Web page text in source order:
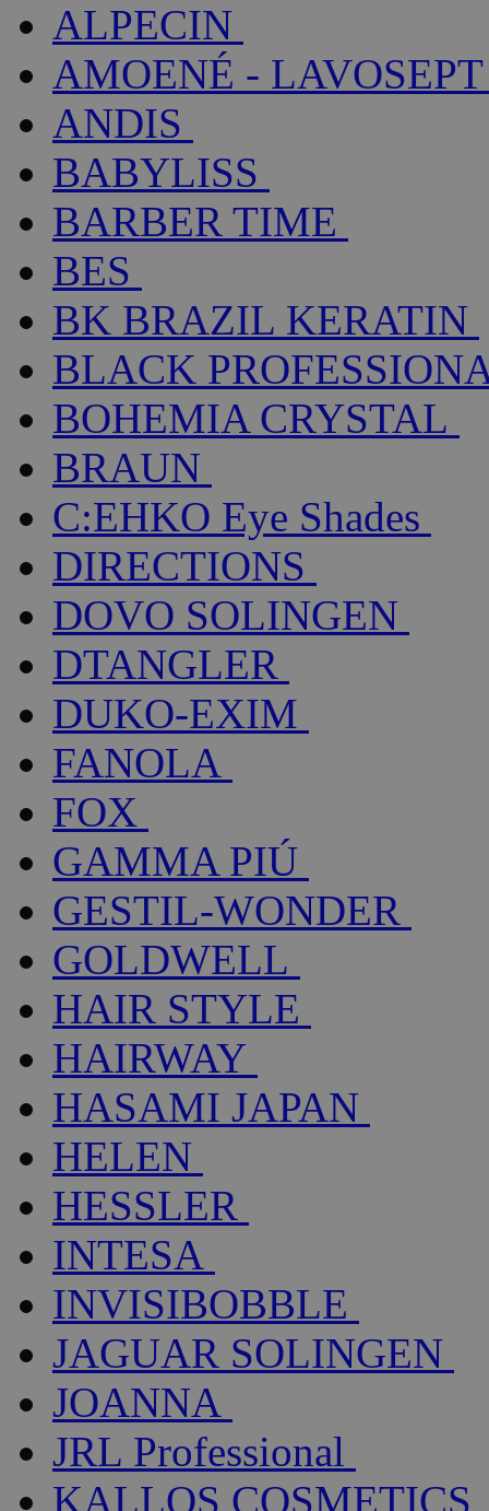
ALPECIN
AMOENÉ - LAVOSEPT
ANDIS
BABYLISS
BARBER TIME
BES
BK BRAZIL KERATIN
BLACK
BOHEMIA CRYSTAL
BRAUN
C:EHKO Eye Shades
DIRECTIONS
DOVO SOLINGEN
DTANGLER
DUKO-EXIM
FANOLA
FOX
GAMMA PIÚ
GESTIL-WONDER
GOLDWELL
HAIR STYLE
HAIRWAY
HASAMI JAPAN
HELEN
HESSLER
INTESA
INVISIBOBBLE
JAGUAR SOLINGEN
JOANNA
JRL Professional
KALLOS COSMETICS